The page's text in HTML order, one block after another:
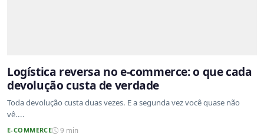
Logística reversa no e-commerce: o que cada
devolução custa de verdade
Toda devolução custa duas vezes. E a segunda vez você quase não
vê....
E-COMMERCE 9 min